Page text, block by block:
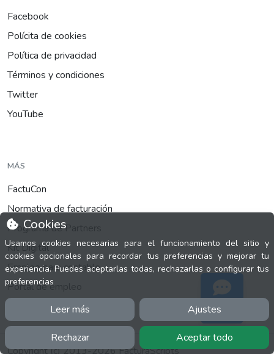
Cookies
Usamos cookies necesarias para el funcionamiento del sitio y
cookies opcionales para recordar tus preferencias y mejorar tu
experiencia. Puedes aceptarlas todas, rechazarlas o configurar tus
preferencias
Leer más Ajustes
Rechazar Aceptar todo
Facebook
Polícita de cookies
Política de privacidad
Términos y condiciones
Twitter
YouTube
MÁS
FactuCon
Normativa de facturación
Programa de Partners
Kit Digital
Empleo para contable
Portal de empleo
Copyright (c) 2013-2026 FacturaScripts
Soporte